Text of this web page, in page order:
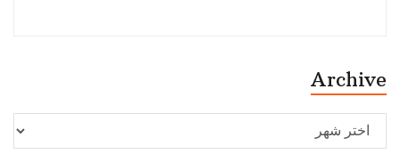
Archive
Archive